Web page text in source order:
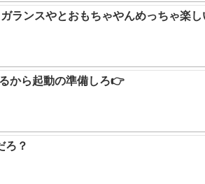
ランスやとおもちゃやんめっちゃ楽し
から起動の準備しろ👉
ろ？